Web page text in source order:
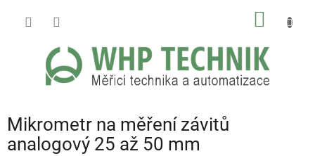
Mikrometr na měření závitů
analogový 25 až 50 mm